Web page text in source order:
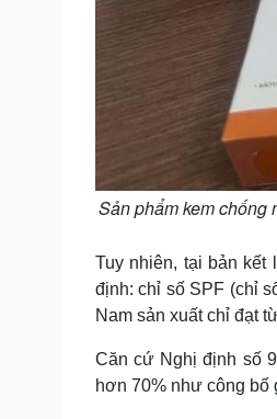
Sản phẩm kem chống
Tuy nhiên, tại bản kết
định: chỉ số SPF (chỉ
Nam sản xuất chỉ đạt
Căn cứ Nghị định số
hơn 70% như công bố